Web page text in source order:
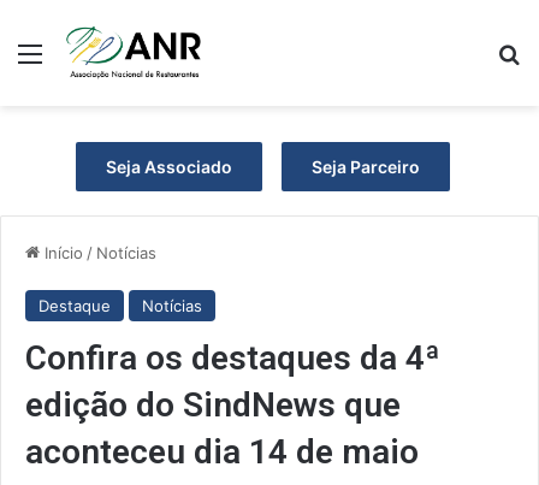
Menu
Seja Associado Seja Parceiro
Início / Notícias
Destaque Notícias
Confira os destaques da 4ª
edição do SindNews que
aconteceu dia 14 de maio